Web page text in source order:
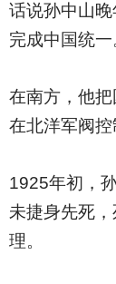
话说孙中山
完成中国统一
在南方，他
在北洋军阀控
1925年初，
未捷身先死
理。